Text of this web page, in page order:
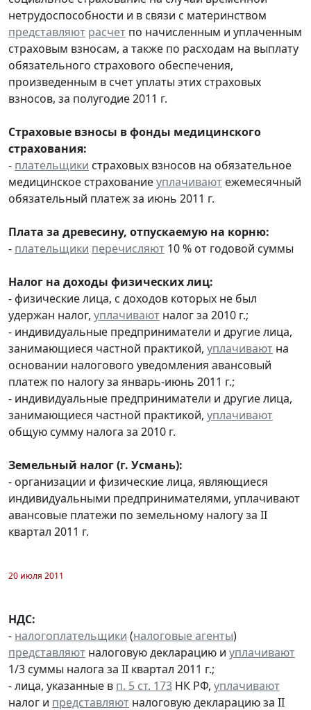
нетрудоспособности и в связи с материнством
представляют расчет по начисленным и уплаченным
страховым взносам, а также по расходам на выплату
обязательного страхового обеспечения,
произведенным в счет уплаты этих страховых
взносов, за полугодие 2011 г.
Страховые взносы в фонды медицинского
страхования:
- плательщики страховых взносов на обязательное
медицинское страхованиеуплачивают ежемесячный
обязательный платеж за июнь 2011 г.
Плата за древесину, отпускаемую на корню:
- плательщики перечисляют 10 % от годовой суммы
Налог на доходы физических лиц:
- физические лица, с доходов которых не был
удержан налог, уплачивают налог за 2010 г.;
- индивидуальные предприниматели и другие лица,
занимающиеся частной практикой, уплачивают на
основании налогового уведомления авансовый
платеж по налогу за январь-июнь 2011 г.;
- индивидуальные предприниматели и другие лица,
занимающиеся частной практикой, уплачивают
общую сумму налога за 2010 г.
Земельный налог (г. Усмань):
- организации и физические лица, являющиеся
индивидуальными предпринимателями, уплачивают
авансовые платежи по земельному налогу за II
квартал 2011 г.
20 июля 2011
НДС:
- налогоплательщики (налоговые агенты)
представляют налоговую декларацию и уплачивают
1/3 суммы налога за II квартал 2011 г.;
- лица, указанные в п. 5 ст. 173 НК РФ, уплачивают
налог и представляют налоговую декларацию за II